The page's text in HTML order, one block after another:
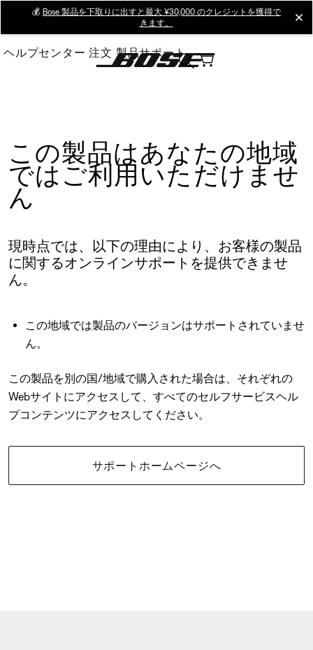
Main
💰 Bose 製品を下取りに出すと最大 ¥30,000 のクレジットを獲得で
きます。
ヘルプセンター 注文 製品サポート
この製品はあなたの地域
ではご利用いただけませ
ん
現時点では、以下の理由により、お客様の製品
に関するオンラインサポートを提供できませ
ん。
この地域では製品のバージョンはサポートされていませ
ん。
この製品を別の国/地域で購入された場合は、それぞれの
Webサイトにアクセスして、すべてのセルフサービスヘル
プコンテンツにアクセスしてください。
サポートホームページへ